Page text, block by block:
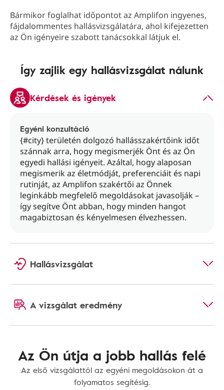
Bármikor foglalhat időpontot az Amplifon ingyenes,
fájdalommentes hallásvizsgálatára, ahol kifejezetten
az Ön igényeire szabott tanácsokkal látjuk el.
Így zajlik egy hallásvizsgálat nálunk
Kérdések és igények
Egyéni konzultáció
{#city} területén dolgozó hallásszakértőink időt
szánnak arra, hogy megismerjék Önt és az Ön
egyedi hallási igényeit. Azáltal, hogy alaposan
megismerik az életmódját, preferenciáit és napi
rutinját, az Amplifon szakértői az Önnek
leginkább megfelelő megoldásokat javasolják –
így segítve Önt abban, hogy minden hangot
magabiztosan és kényelmesen élvezhessen.
Hallásvizsgálat
A vizsgálat eredmény
Az Ön útja a jobb hallás felé
Az első vizsgálattól az egyéni megoldásokon át a
folyamatos segítésig.